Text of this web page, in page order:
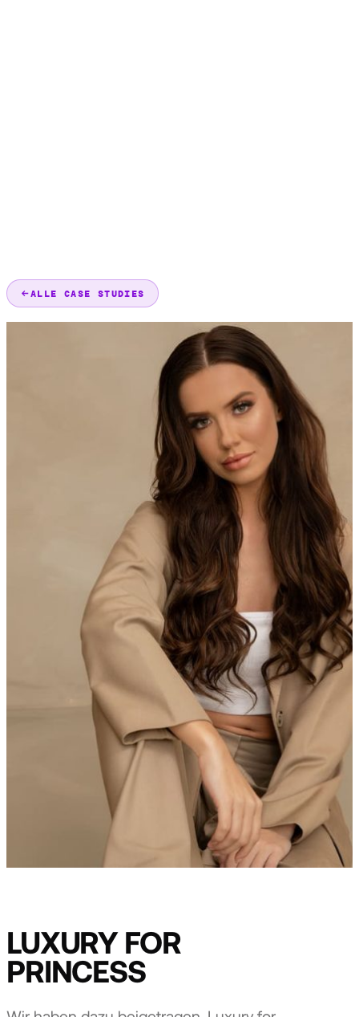
ALLE CASE STUDIES
LUXURY FOR
PRINCESS